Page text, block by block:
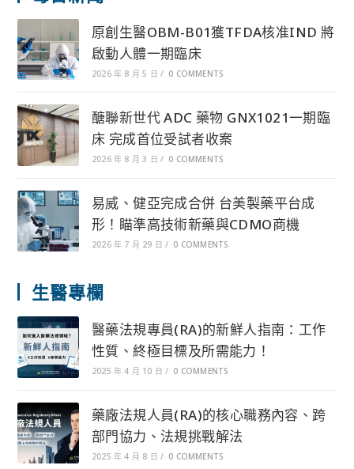
原創生醫OBM-B01獲TFDA核准IND 將
啟動人體一期臨床
2026 年 8 月 5 日 / 0 COMMENTS
醣聯新世代 ADC 藥物 GNX1021一期臨
床 完成首位受試者收案
2026 年 8 月 3 日 / 0 COMMENTS
易威、健亞完成合併 台美製藥平台成
形！瞄準高技術新藥與CDMO商機
2026 年 7 月 29 日 / 0 COMMENTS
生醫專欄
醫藥法規專員(RA)的新鮮人指南：工作
性質、終極目標及所需能力！
2025 年 4 月 10 日 / 0 COMMENTS
藥廠法規人員(RA)的核心職務內容、跨
部門協力、法規挑戰解法
2025 年 4 月 8 日 / 0 COMMENTS